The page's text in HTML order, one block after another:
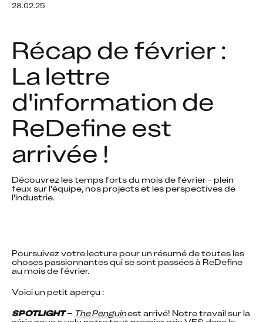
28.02.25
Récap de février :
La lettre
d'information de
ReDefine est
arrivée !
Découvrez les temps forts du mois de février - plein
feux sur l'équipe, nos projects et les perspectives de
Poursuivez votre lecture pour un résumé de toutes les
choses passionnantes qui se sont passées à ReDefine
au mois de février.
Voici un petit aperçu :
SPOTLIGHT – The Penguin est arrivé! Notre travail sur la